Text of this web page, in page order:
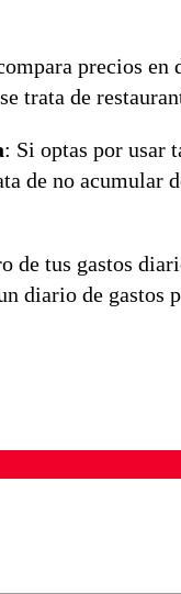
precios en
trata de
: Si optas por usar
de no acumular
de tus gastos
diario de gastos